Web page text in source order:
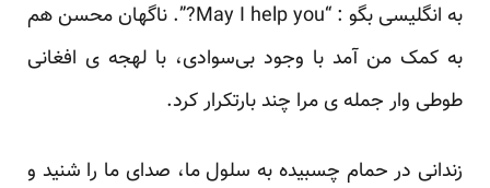
به انگلیسی بگو : “May I help you?”. ناگهان محسن هم
به کمک من آمد با وجود بی‌سوادی، با لهجه ی افغانی
طوطی وار جمله ی مرا چند بارتکرار کرد.
زندانی در حمام چسبیده به سلول ما، صدای ما را شنید و